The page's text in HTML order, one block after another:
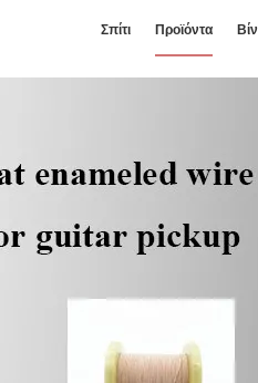
Σπίτι Προϊόντα